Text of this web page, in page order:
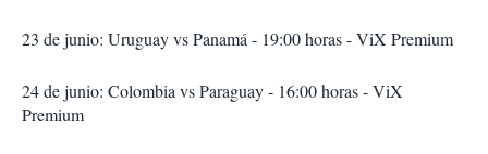
23 de junio: Uruguay vs Panamá - 19:00 horas - ViX Premium
24 de junio: Colombia vs Paraguay - 16:00 horas - ViX
Premium